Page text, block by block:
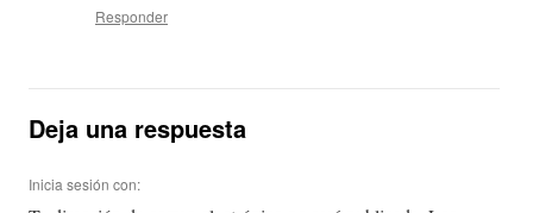
Responder
Deja una respuesta
Inicia sesión con: